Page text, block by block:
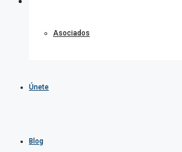
Asociados
Únete
Blog